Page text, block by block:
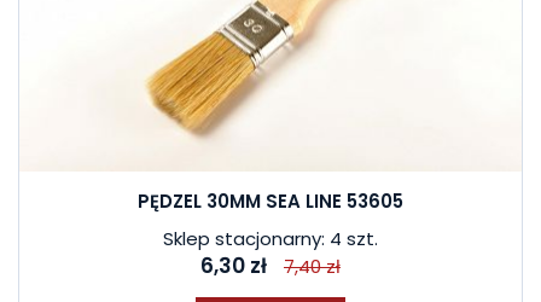
PĘDZEL 30MM SEA LINE 53605
Sklep stacjonarny: 4 szt.
6,30 zł 7,40 zł